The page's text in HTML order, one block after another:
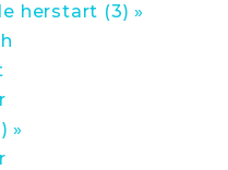
herstart (3) »
»